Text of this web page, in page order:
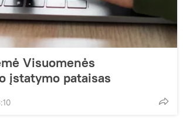
Visuomenės
įstatymo pataisas